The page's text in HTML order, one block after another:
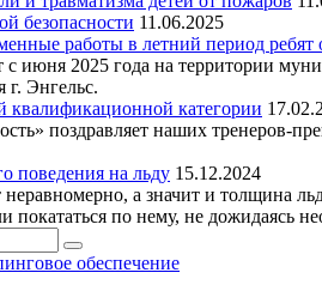
безопасности 11.06.2025
работы в летний период ребят
с июня 2025 года на территории
г. Энгельс.
категории
поздравляет наших тренеров-
поведения на льду 15.12.2024
а значит и толщина
покататься по нему, не дожидаясь
обеспечение